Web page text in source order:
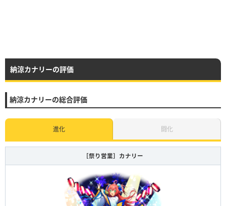
納涼カナリーの評価
納涼カナリーの総合評価
進化 闘化
［祭り営業］カナリー